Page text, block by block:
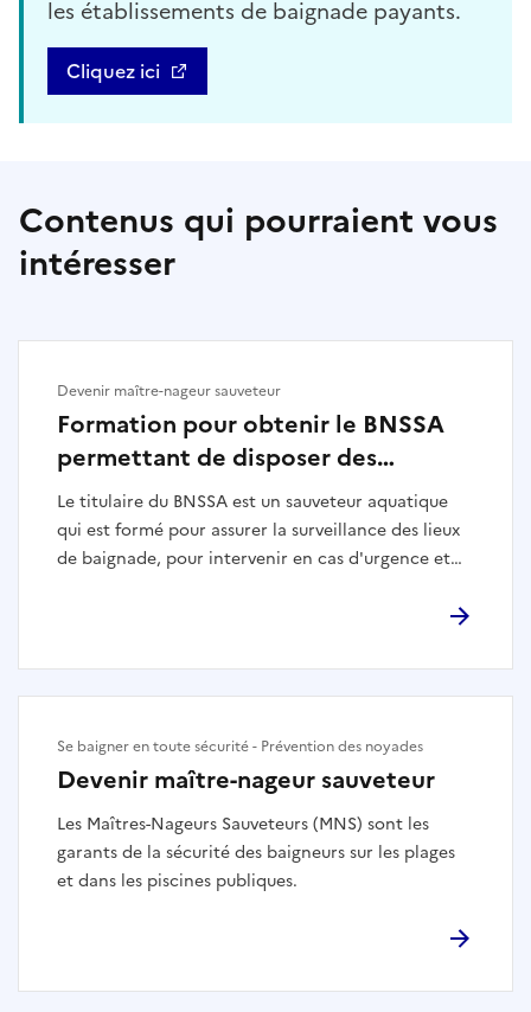
les établissements de baignade payants.
Cliquez ici
Contenus qui pourraient vous
intéresser
Formation pour obtenir le BNSSA
permettant de disposer des
compétences de sauvetage et
secourisme
Le titulaire du BNSSA est un sauveteur aquatique
qui est formé pour assurer la surveillance des lieux
de baignade, pour intervenir en cas d'urgence et
Devenir maître-nageur sauveteur
Devenir maître-nageur sauveteur
Les Maîtres-Nageurs Sauveteurs (MNS) sont les
garants de la sécurité des baigneurs sur les plages
et dans les piscines publiques.
Se baigner en toute sécurité - Prévention des noyades